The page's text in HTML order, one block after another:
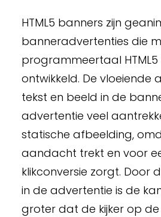
HTML5 banners zijn
banneradvertenties die
programmeertaal
ontwikkeld. De vloeiende
tekst en beeld in de
advertentie veel
statische afbeelding,
aandacht trekt en voor
klikconversie zorgt. Door
in de advertentie is de
groter dat de kijker op